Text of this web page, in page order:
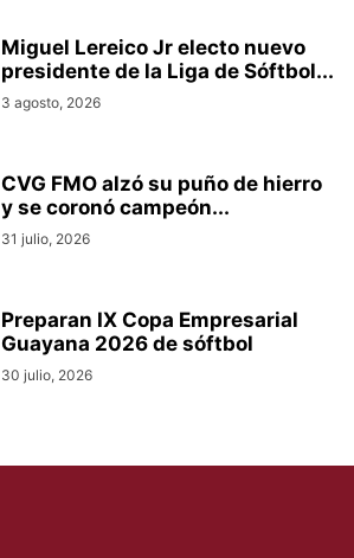
Miguel Lereico Jr electo nuevo
presidente de la Liga de Sóftbol...
3 agosto, 2026
CVG FMO alzó su puño de hierro
y se coronó campeón...
31 julio, 2026
Preparan IX Copa Empresarial
Guayana 2026 de sóftbol
30 julio, 2026